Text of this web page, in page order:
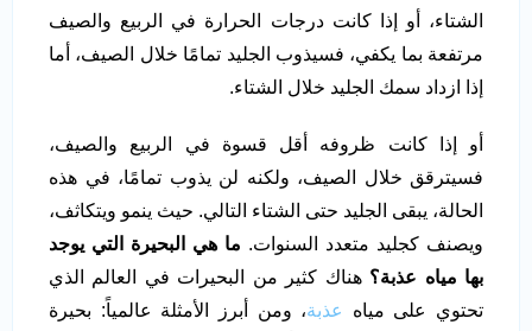
الشتاء، أو إذا كانت درجات الحرارة في الربيع والصيف
مرتفعة بما يكفي، فسيذوب الجليد تمامًا خلال الصيف، أما
إذا ازداد سمك الجليد خلال الشتاء.
أو إذا كانت ظروفه أقل قسوة في الربيع والصيف،
فسيترقق خلال الصيف، ولكنه لن يذوب تمامًا، في هذه
الحالة، يبقى الجليد حتى الشتاء التالي. حيث ينمو ويتكاثف،
ويصنف كجليد متعدد السنوات. ما هي البحيرة التي يوجد
بها مياه عذبة؟هناك كثير من البحيرات في العالم الذي
تحتوي على مياه
عذبة، ومن أبرز الأمثلة عالمياً: بحيرة